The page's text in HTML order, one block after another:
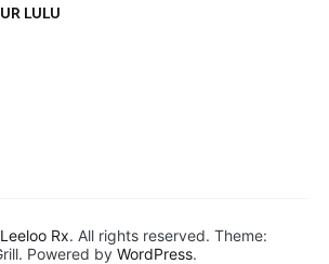
LULU
Leeloo Rx. All rights reserved. Theme:
Powered by WordPress.